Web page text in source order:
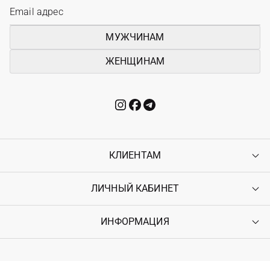
МУЖЧИНАМ
ЖЕНЩИНАМ
КЛИЕНТАМ
Контакты
Возврат
Гарантия
ЛИЧНЫЙ КАБИНЕТ
Войти
ИНФОРМАЦИЯ